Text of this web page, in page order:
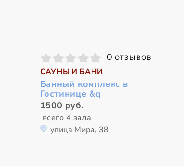
0 отзывов
САУНЫ И БАНИ
Банный комплекс в
Гостинице &q
1500 руб.
всего 4 зала
улица Мира, 38